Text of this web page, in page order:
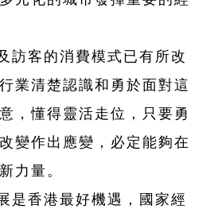
訪客的消費模式已有所改
業清楚認識和勇於面對這
，懂得靈活走位，只要勇
變作出應變，必定能夠在
力量。
是香港最好機遇，國家經